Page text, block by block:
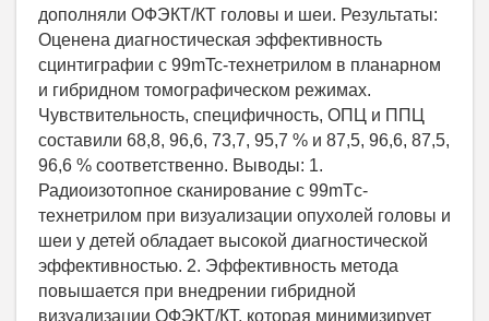
дополняли ОФЭКТ/КТ головы и шеи. Результаты:
Оценена диагностическая эффективность
сцинтиграфии с 99mTc-технетрилом в планарном
и гибридном томографическом режимах.
Чувствительность, специфичность, ОПЦ и ППЦ
составили 68,8, 96,6, 73,7, 95,7 % и 87,5, 96,6, 87,5,
96,6 % соответственно. Выводы: 1.
Радиоизотопное сканирование с 99mTс-
технетрилом при визуализации опухолей головы и
шеи у детей обладает высокой диагностической
эффективностью. 2. Эффективность метода
повышается при внедрении гибридной
визуализации ОФЭКТ/КТ, которая минимизирует